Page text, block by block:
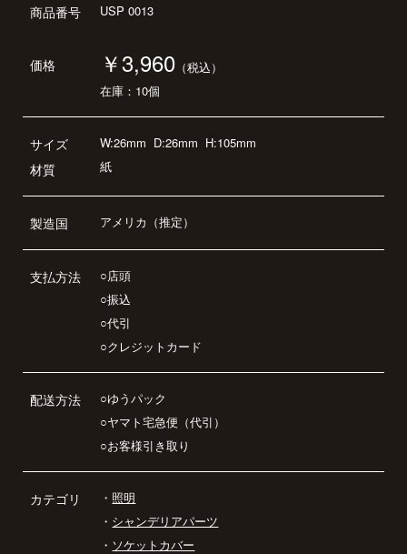
商品番号 USP 0013
価格 ￥3,960 （税込）
在庫：10個
サイズ
材質
W:26mm D:26mm H:105mm
紙
製造国 アメリカ（推定）
支払方法
○店頭
○振込
○代引
○クレジットカード
配送方法
○ゆうパック
○ヤマト宅急便（代引）
○お客様引き取り
カテゴリ ・ 照明
・ シャンデリアパーツ
・ ソケットカバー